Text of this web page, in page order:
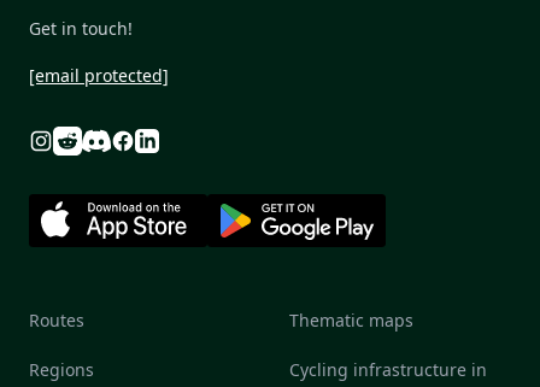
Get in touch!
[email protected]
Instagram
RedditDiscord
Facebook
Linkedin
Routes
Regions
Thematic maps
Cycling infrastructure in